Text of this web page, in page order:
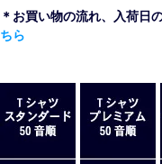
＊お買い物の流れ、入荷日
ちら